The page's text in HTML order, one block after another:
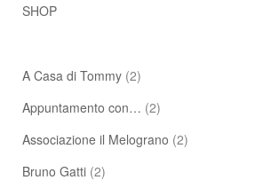
SHOP
A Casa di Tommy (2)
Appuntamento con… (2)
Associazione il Melograno (2)
Bruno Gatti (2)